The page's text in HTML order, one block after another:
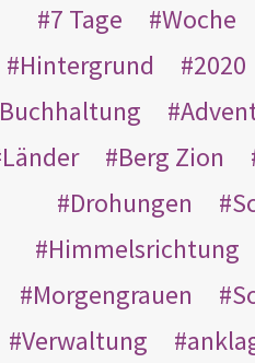
7 Tage
Woche
Hintergrund
2020
Buchhaltung
Länder
Berg Zion
Drohungen
Himmelsrichtung
Morgengrauen
Verwaltung